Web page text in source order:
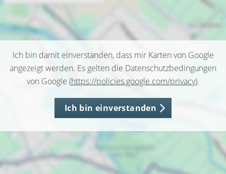
Ich bin damit einverstanden, dass mir Karten von Google
angezeigt werden. Es gelten die Datenschutzbedingungen
von Google (https://policies.google.com/privacy).
Ich bin einverstanden